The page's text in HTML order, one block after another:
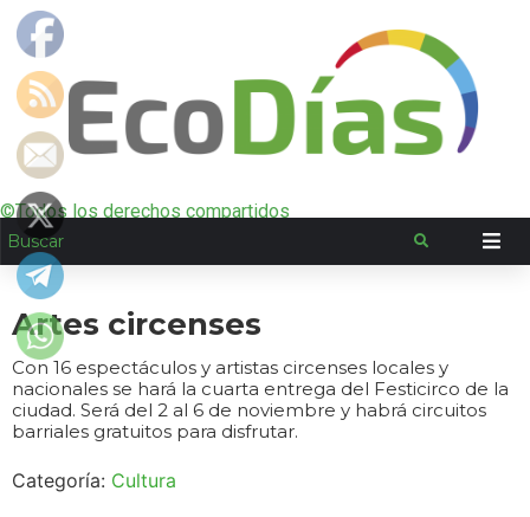
©Todos los derechos compartidos
Artes circenses
Con 16 espectáculos y artistas circenses locales y
nacionales se hará la cuarta entrega del Festicirco de la
ciudad. Será del 2 al 6 de noviembre y habrá circuitos
barriales gratuitos para disfrutar.
Categoría: Cultura